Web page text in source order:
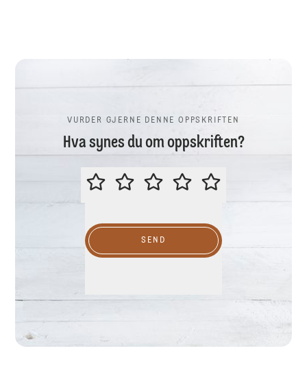
VURDER GJERNE DENNE OPPSKRIFTEN
Hva synes du om oppskriften?
VURDER GJERNE DENNE
SEND